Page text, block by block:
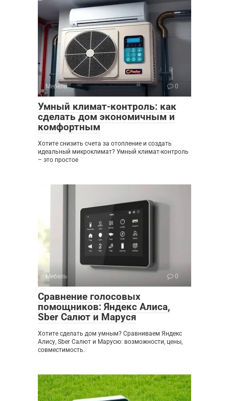
Мебель 0
Умный климат-контроль: как
сделать дом экономичным и
комфортным
Хотите снизить счета за отопление и создать
идеальный микроклимат? Умный климат-контроль
– это простое
Мебель 0
Сравнение голосовых
помощников: Яндекс Алиса,
Sber Салют и Маруся
Хотите сделать дом умным? Сравниваем Яндекс
Алису, Sber Салют и Марусю: возможности, цены,
совместимость.